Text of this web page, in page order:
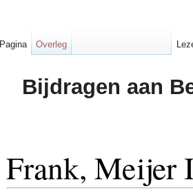
Bijdragen aan
Frank, Meijer
Pagina Overleg